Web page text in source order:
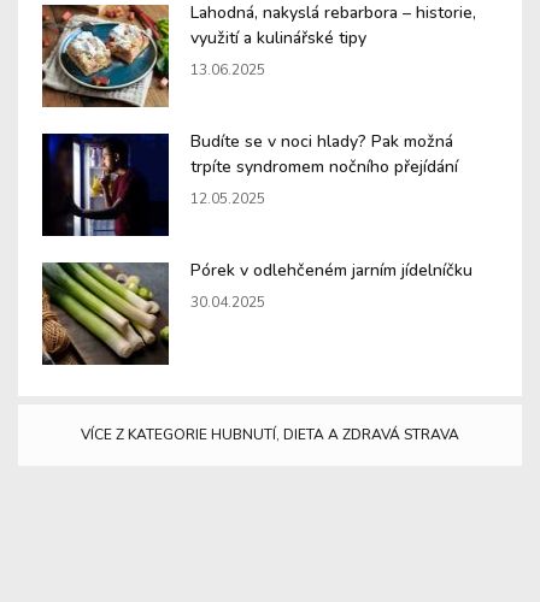
Lahodná, nakyslá rebarbora – historie,
využití a kulinářské tipy
13.06.2025
Budíte se v noci hlady? Pak možná
trpíte syndromem nočního přejídání
12.05.2025
Pórek v odlehčeném jarním jídelníčku
30.04.2025
VÍCE Z KATEGORIE HUBNUTÍ, DIETA A ZDRAVÁ STRAVA